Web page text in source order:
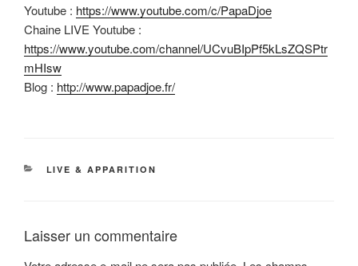
Youtube : https://www.youtube.com/c/PapaDjoe
Chaine LIVE Youtube :
https://www.youtube.com/channel/UCvuBIpPf5kLsZQSPtr
mHIsw
Blog : http://www.papadjoe.fr/
CATÉGORIES
LIVE & APPARITION
Laisser un commentaire